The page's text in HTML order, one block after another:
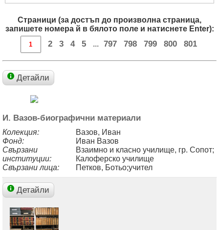
Страници (за достъп до произволна страница,
запишете номера й в бялото поле и натиснете Enter):
2 3 4 5 ... 797 798 799 800 801
Детайли
И. Вазов-биографични материали
Колекция:
Вазов, Иван
Фонд:
Иван Вазов
Свързани
институции:
Взаимно и класно училище, гр. Сопот;
Калоферско училище
Свързани лица:
Петков, Ботьо;учител
Детайли